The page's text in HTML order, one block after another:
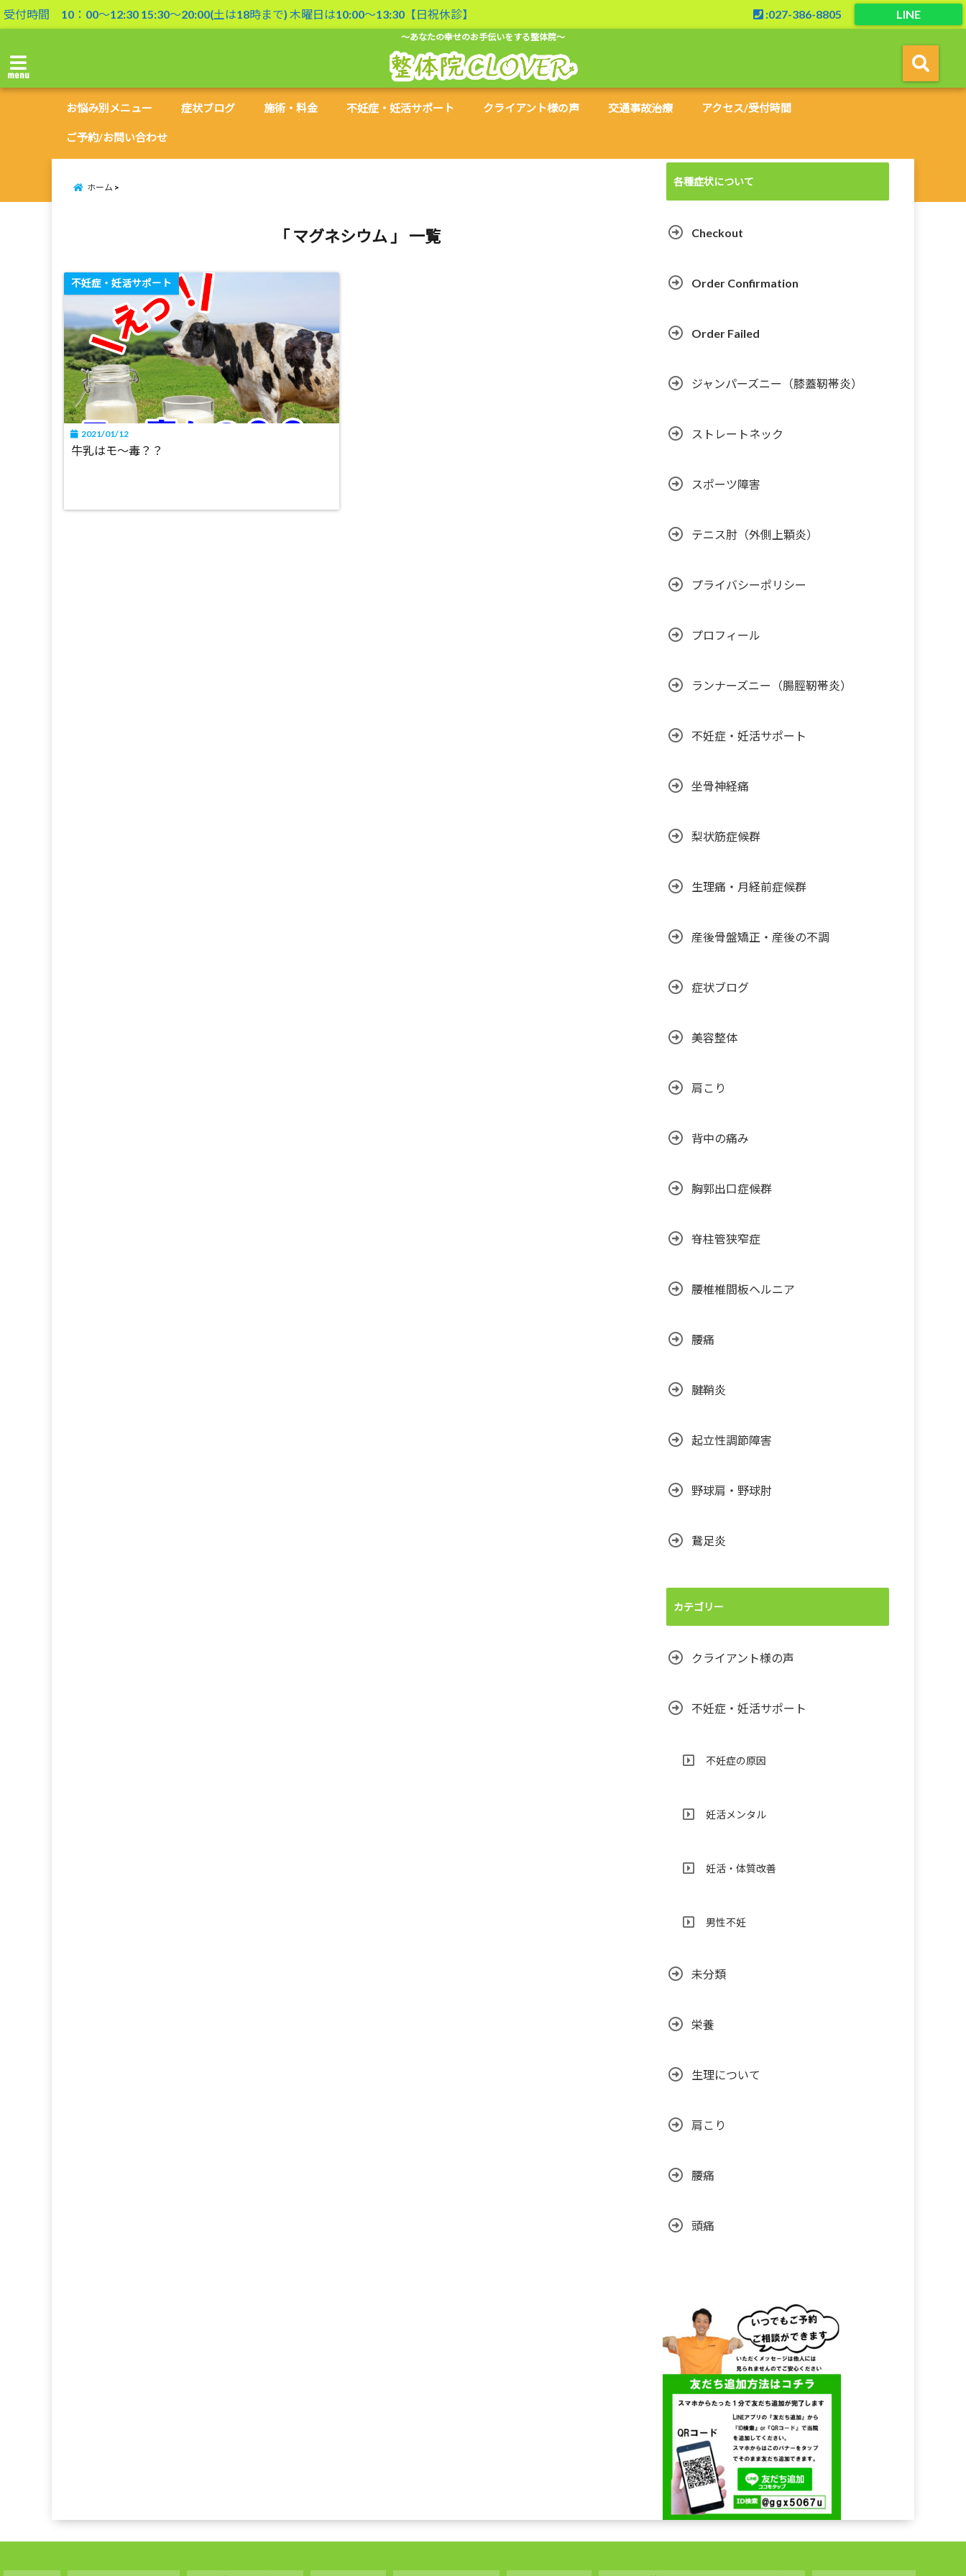
受付時間 10：00〜12:30 15:30〜20:00(土は18時まで) 木曜日は10:00〜13:30【日祝休診】 LINE
:027-386-8805
～あなたの幸せのお手伝いをする整体院～
menu
お悩み別メニュー 症状ブログ 施術・料金 不妊症・妊活サポート クライアント様の声 交通事故治療 アクセス/受付時間
ご予約/お問い合わせ
ホーム
「 マグネシウム 」 一覧
不妊症・妊活サポート
2021/01/12
牛乳はモ〜毒？？
各種症状について
Checkout
Order Confirmation
Order Failed
ジャンパーズニー（膝蓋靭帯炎）
ストレートネック
スポーツ障害
テニス肘（外側上顆炎）
プライバシーポリシー
プロフィール
ランナーズニー（腸脛靭帯炎）
不妊症・妊活サポート
坐骨神経痛
梨状筋症候群
生理痛・月経前症候群
産後骨盤矯正・産後の不調
症状ブログ
美容整体
肩こり
背中の痛み
胸郭出口症候群
脊柱管狭窄症
腰椎椎間板ヘルニア
腰痛
腱鞘炎
起立性調節障害
野球肩・野球肘
鵞足炎
カテゴリー
クライアント様の声
不妊症・妊活サポート
不妊症の原因
妊活メンタル
妊活・体質改善
男性不妊
未分類
栄養
生理について
肩こり
腰痛
頭痛